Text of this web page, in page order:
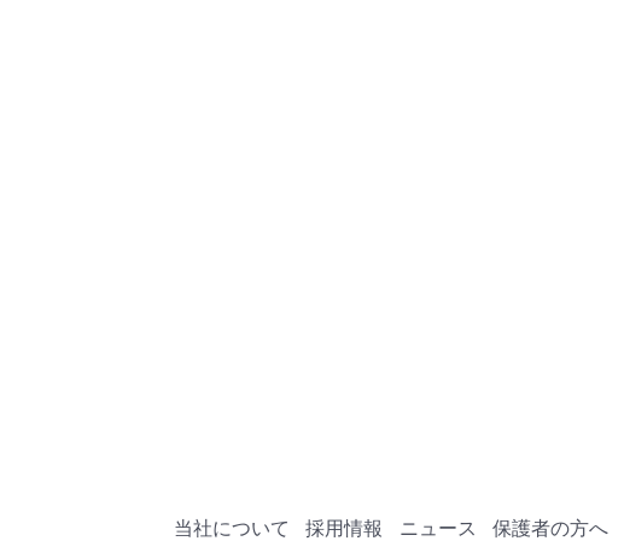
当社について 採用情報 ニュース 保護者の方へ